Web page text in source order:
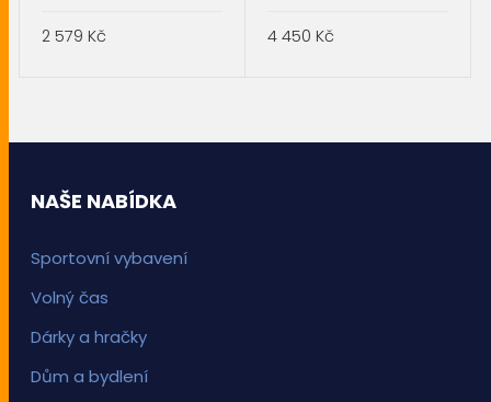
2 579 Kč 4 450 Kč
NAŠE NABÍDKA
Sportovní vybavení
Volný čas
Dárky a hračky
Dům a bydlení